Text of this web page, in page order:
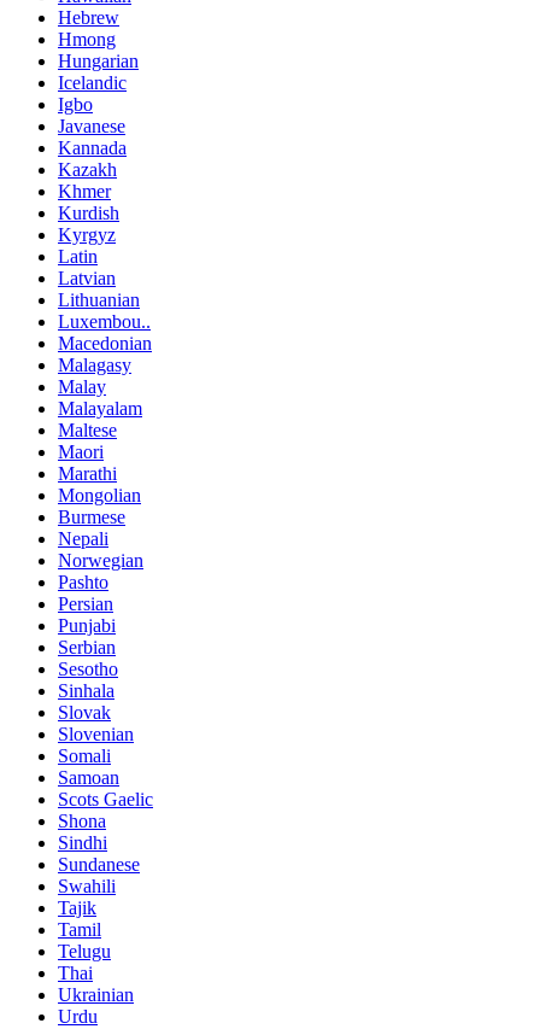
Hebrew
Hmong
Hungarian
Icelandic
Igbo
Javanese
Kannada
Kazakh
Khmer
Kurdish
Kyrgyz
Latin
Latvian
Lithuanian
Luxembou..
Macedonian
Malagasy
Malay
Malayalam
Maltese
Maori
Marathi
Mongolian
Burmese
Nepali
Norwegian
Pashto
Persian
Punjabi
Serbian
Sesotho
Sinhala
Slovak
Slovenian
Somali
Samoan
Scots Gaelic
Shona
Sindhi
Sundanese
Swahili
Tajik
Tamil
Telugu
Thai
Ukrainian
Urdu